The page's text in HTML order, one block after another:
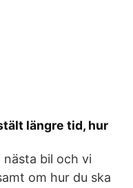
längre tid, hur
bil och vi
om hur du ska